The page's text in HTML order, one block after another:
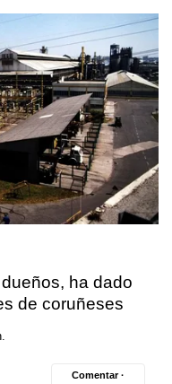
ha dado
de coruñeses
Comentar ·